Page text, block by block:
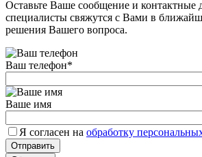
Оставьте Ваше сообщение и
специалисты свяжутся с Вами в
решения Вашего вопроса.
Ваш телефон*
Ваше имя
Я согласен на обработку